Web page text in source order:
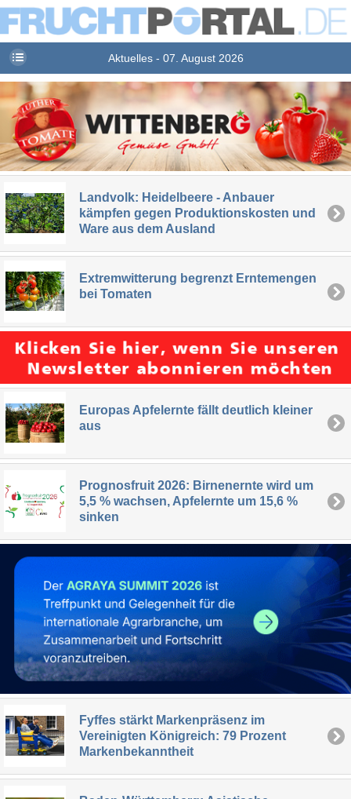
Aktuelles - 07. August 2026
Landvolk: Heidelbeere - Anbauer
kämpfen gegen Produktionskosten und
Ware aus dem Ausland
Extremwitterung begrenzt Erntemengen
bei Tomaten
Europas Apfelernte fällt deutlich kleiner
aus
Prognosfruit 2026: Birnenernte wird um
5,5 % wachsen, Apfelernte um 15,6 %
sinken
Fyffes stärkt Markenpräsenz im
Vereinigten Königreich: 79 Prozent
Markenbekanntheit